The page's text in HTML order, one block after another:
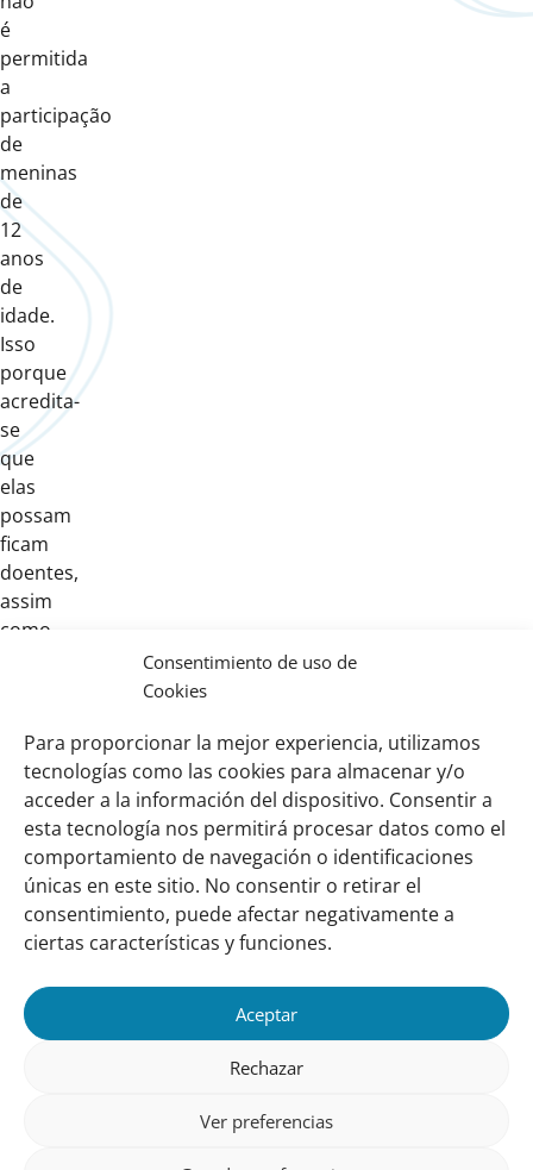
Consentimiento de uso de
Cookies
Para proporcionar la mejor experiencia, utilizamos
tecnologías como las cookies para almacenar y/o
acceder a la información del dispositivo. Consentir a
esta tecnología nos permitirá procesar datos como el
comportamiento de navegación o identificaciones
únicas en este sitio. No consentir o retirar el
consentimiento, puede afectar negativamente a
ciertas características y funciones.
Aceptar
Rechazar
Ver preferencias
é
permitida
a
participação
de
meninas
de
12
anos
de
idade.
Isso
porque
acredita-
se
que
elas
possam
ficam
doentes,
assim
como
artesanato.
Links
importantes
Sobre nosotros
Nuestra red
Misión y Visión
Nuestra historia
Conozca a nuestro equipo